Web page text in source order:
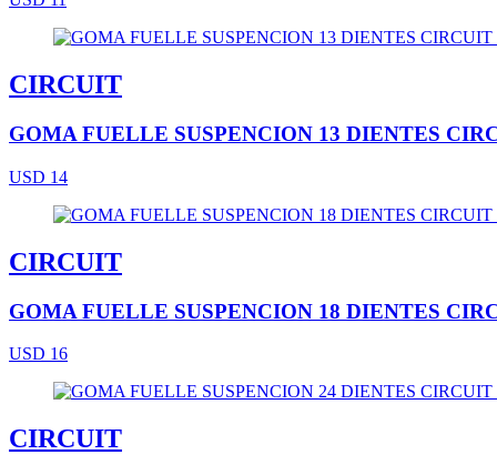
CIRCUIT
GOMA FUELLE SUSPENCION 13 DIENTES
USD 14
CIRCUIT
GOMA FUELLE SUSPENCION 18 DIENTES
USD 16
CIRCUIT